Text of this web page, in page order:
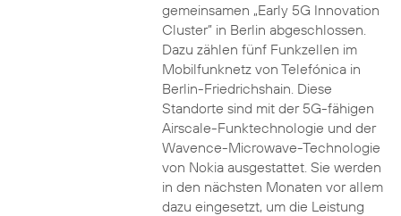
gemeinsamen „Early 5G Innovation
Cluster” in Berlin abgeschlossen.
Dazu zählen fünf Funkzellen im
Mobilfunknetz von Telefónica in
Berlin-Friedrichshain. Diese
Standorte sind mit der 5G-fähigen
Airscale-Funktechnologie und der
Wavence-Microwave-Technologie
von Nokia ausgestattet. Sie werden
in den nächsten Monaten vor allem
dazu eingesetzt, um die Leistung